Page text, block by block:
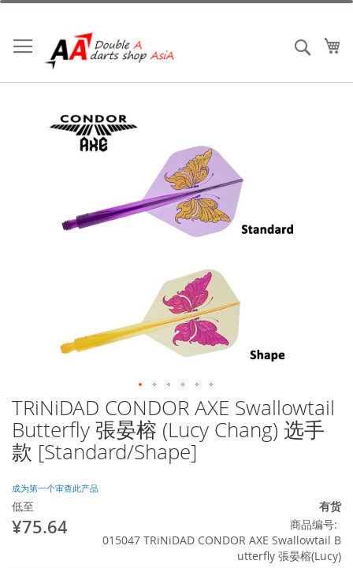
跳
内
容
搜索
TRiNiDAD CONDOR AXE Swallowtail
Butterfly 張晏榕 (Lucy Chang) 选手
款 [Standard/Shape]
成为第一个审查此产品
低至
¥75.64
有货
商品编号
015047 TRiNiDAD CONDOR AXE Swallowtail B
utterfly 張晏榕(Lucy)
跳
转
到
图
像
库
的
开
头